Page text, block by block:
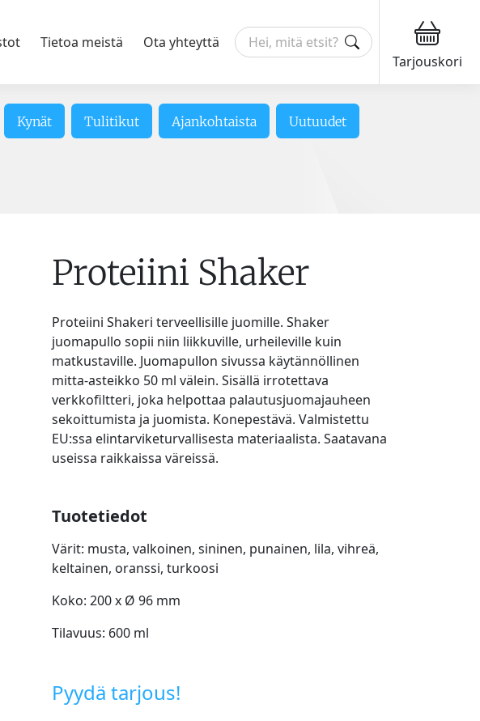
Tietoa meistä
Ota yhteyttä
Tarjouskori
Kynät Tulitikut Ajankohtaista Uutuudet
Proteiini Shaker
Proteiini Shakeri terveellisille juomille. Shaker
juomapullo sopii niin liikkuville, urheileville kuin
matkustaville. Juomapullon sivussa käytännöllinen
mitta-asteikko 50 ml välein. Sisällä irrotettava
verkkofiltteri, joka helpottaa palautusjuomajauheen
sekoittumista ja juomista. Konepestävä. Valmistettu
EU:ssa elintarviketurvallisesta materiaalista. Saatavana
useissa raikkaissa väreissä.
Tuotetiedot
Värit: musta, valkoinen, sininen, punainen, lila, vihreä,
keltainen, oranssi, turkoosi
Koko: 200 x Ø 96 mm
Tilavuus: 600 ml
Pyydä tarjous!